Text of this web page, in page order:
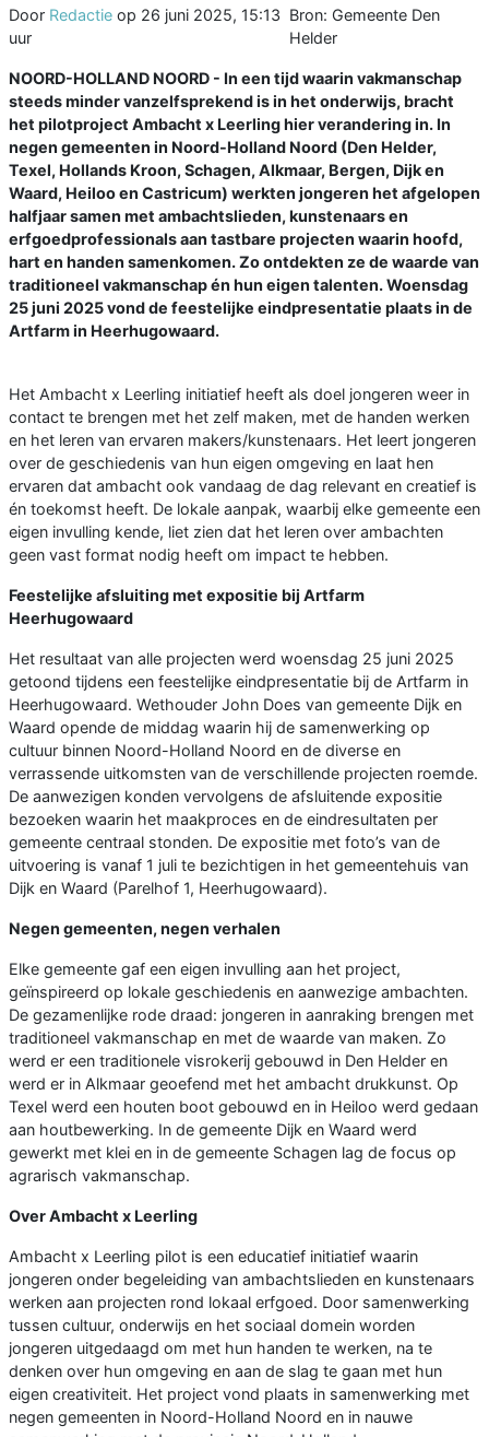
Door Redactie op 26 juni 2025, 15:13
uur
Bron: Gemeente Den
Helder
NOORD-HOLLAND NOORD - In een tijd waarin vakmanschap
steeds minder vanzelfsprekend is in het onderwijs, bracht
het pilotproject Ambacht x Leerling hier verandering in. In
negen gemeenten in Noord-Holland Noord (Den Helder,
Texel, Hollands Kroon, Schagen, Alkmaar, Bergen, Dijk en
Waard, Heiloo en Castricum) werkten jongeren het afgelopen
halfjaar samen met ambachtslieden, kunstenaars en
erfgoedprofessionals aan tastbare projecten waarin hoofd,
hart en handen samenkomen. Zo ontdekten ze de waarde van
traditioneel vakmanschap én hun eigen talenten. Woensdag
25 juni 2025 vond de feestelijke eindpresentatie plaats in de
Artfarm in Heerhugowaard.
Het Ambacht x Leerling initiatief heeft als doel jongeren weer in
contact te brengen met het zelf maken, met de handen werken
en het leren van ervaren makers/kunstenaars. Het leert jongeren
over de geschiedenis van hun eigen omgeving en laat hen
ervaren dat ambacht ook vandaag de dag relevant en creatief is
én toekomst heeft. De lokale aanpak, waarbij elke gemeente een
eigen invulling kende, liet zien dat het leren over ambachten
geen vast format nodig heeft om impact te hebben.
Feestelijke afsluiting met expositie bij Artfarm
Heerhugowaard
Het resultaat van alle projecten werd woensdag 25 juni 2025
getoond tijdens een feestelijke eindpresentatie bij de Artfarm in
Heerhugowaard. Wethouder John Does van gemeente Dijk en
Waard opende de middag waarin hij de samenwerking op
cultuur binnen Noord-Holland Noord en de diverse en
verrassende uitkomsten van de verschillende projecten roemde.
De aanwezigen konden vervolgens de afsluitende expositie
bezoeken waarin het maakproces en de eindresultaten per
gemeente centraal stonden. De expositie met foto’s van de
uitvoering is vanaf 1 juli te bezichtigen in het gemeentehuis van
Dijk en Waard (Parelhof 1, Heerhugowaard).
Negen gemeenten, negen verhalen
Elke gemeente gaf een eigen invulling aan het project,
geïnspireerd op lokale geschiedenis en aanwezige ambachten.
De gezamenlijke rode draad: jongeren in aanraking brengen met
traditioneel vakmanschap en met de waarde van maken. Zo
werd er een traditionele visrokerij gebouwd in Den Helder en
werd er in Alkmaar geoefend met het ambacht drukkunst. Op
Texel werd een houten boot gebouwd en in Heiloo werd gedaan
aan houtbewerking. In de gemeente Dijk en Waard werd
gewerkt met klei en in de gemeente Schagen lag de focus op
agrarisch vakmanschap.
Over Ambacht x Leerling
Ambacht x Leerling pilot is een educatief initiatief waarin
jongeren onder begeleiding van ambachtslieden en kunstenaars
werken aan projecten rond lokaal erfgoed. Door samenwerking
tussen cultuur, onderwijs en het sociaal domein worden
jongeren uitgedaagd om met hun handen te werken, na te
denken over hun omgeving en aan de slag te gaan met hun
eigen creativiteit. Het project vond plaats in samenwerking met
negen gemeenten in Noord-Holland Noord en in nauwe